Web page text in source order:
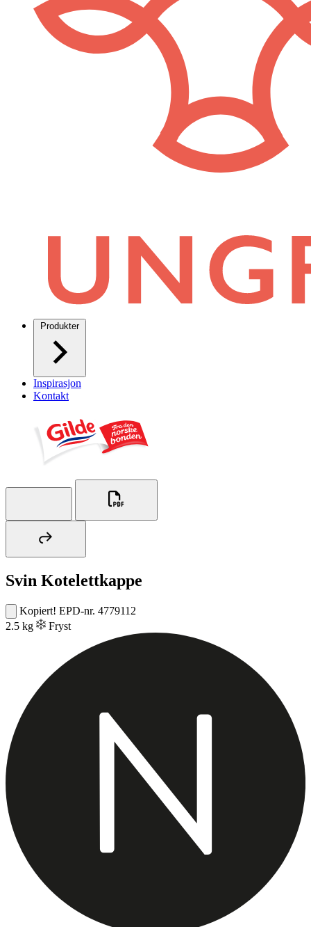
Produkter
Inspirasjon
Kontakt
Svin Kotelettkappe
Kopiert! EPD-nr. 4779112
2.5 kg
Fryst